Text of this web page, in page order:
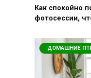
Как спокойно
фотосессии,
ДОМАШНИЕ